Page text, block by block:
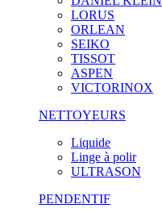
LORUS
ORLEAN
SEIKO
TISSOT
ASPEN
VICTORINOX
NETTOYEURS
Liquide
Linge à polir
ULTRASON
PENDENTIF